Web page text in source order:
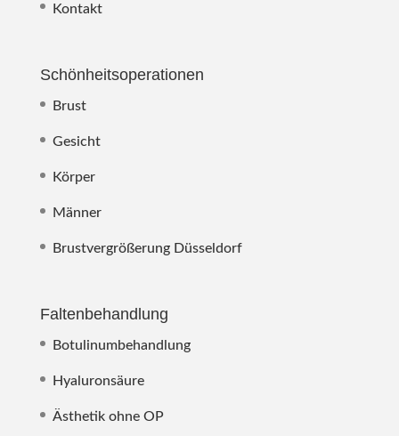
Kontakt
Schönheitsoperationen
Brust
Gesicht
Körper
Männer
Brustvergrößerung Düsseldorf
Faltenbehandlung
Botulinumbehandlung
Hyaluronsäure
Ästhetik ohne OP